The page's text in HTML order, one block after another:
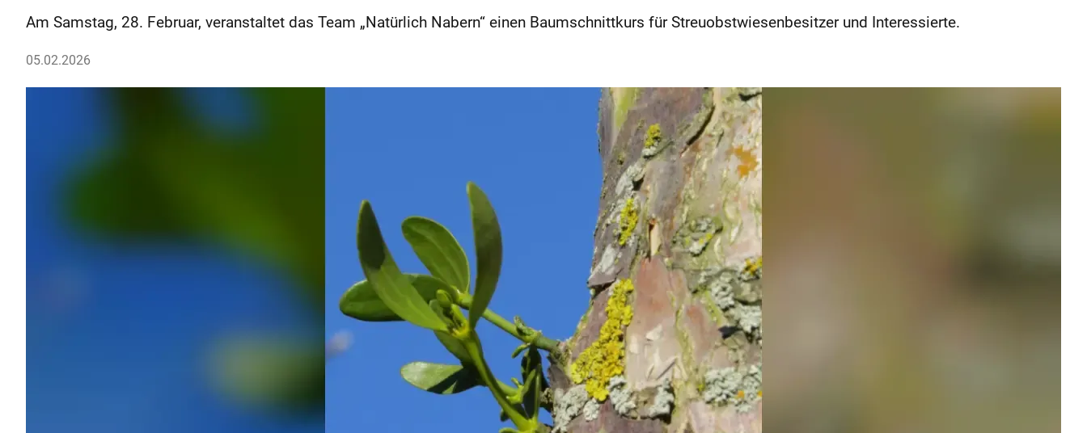
Am Samstag, 28. Febru­ar, veranstaltet das Team „Natürlich Nabern“ einen Baumschnittkurs für Streuobstwiesenbesitzer und Interessierte.
05.02.2026